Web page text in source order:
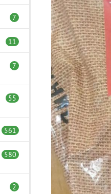
7
11
7
55
561
580
2